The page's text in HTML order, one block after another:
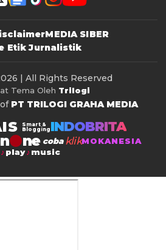
MEDIA SIBER
Etik Jurnalistik
| All Rights Reserved
Tema Oleh Trilogi
PT TRILOGI GRAHA MEDIA
Smart &
Blogging INDOBRITA
coba klikMOKANESIA
play
music